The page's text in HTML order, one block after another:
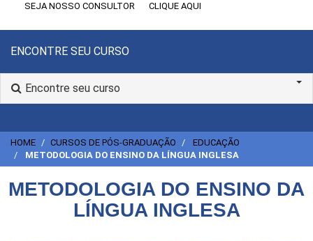
SEJA NOSSO CONSULTOR
CLIQUE AQUI
ENCONTRE SEU CURSO
Encontre seu curso
HOME CURSOS DE PÓS-GRADUAÇÃO
EDUCAÇÃO
METODOLOGIA DO ENSINO DA LÍNGUA INGLESA
METODOLOGIA DO ENSINO DA
LÍNGUA INGLESA